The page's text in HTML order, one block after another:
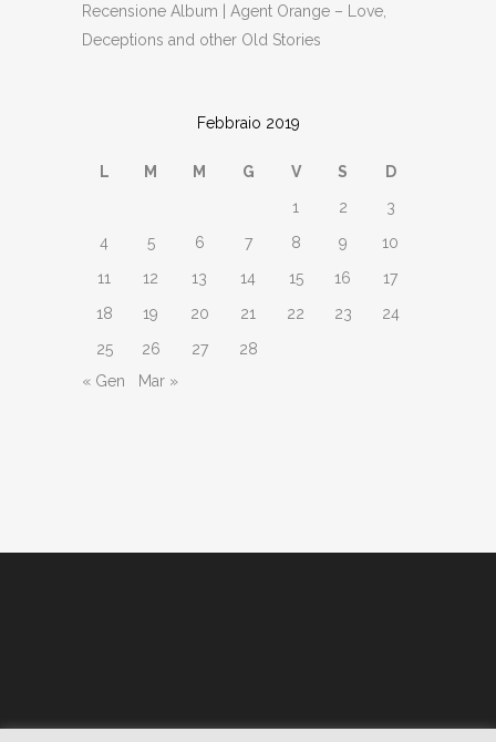
Recensione Album | Agent Orange – Love,
Deceptions and other Old Stories
Febbraio 2019
L M M G V S
D
1
2
3
4
5 6 7 8 9
10
11
12 13 14 15 16
17
18
19 20 21 22 23
24
25
26 27
28
« Gen
Mar »